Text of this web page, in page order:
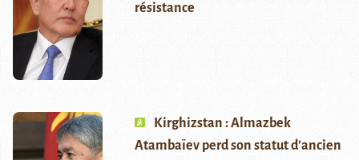
résistance
Kirghizstan : Almazbek
Atambaïev perd son statut d’ancien